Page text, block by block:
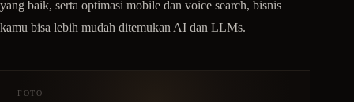
yang baik, serta optimasi mobile dan voice search, bisnis
kamu bisa lebih mudah ditemukan AI dan LLMs.
FOTO